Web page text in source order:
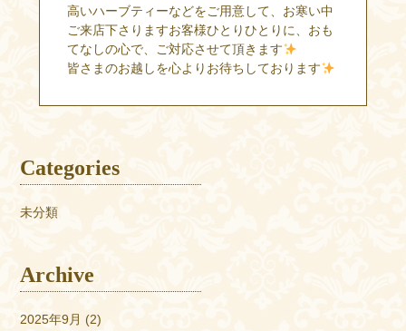
高いハーブティーなどをご用意して、お寒い中
ご来店下さりますお客様ひとりひとりに、おも
てなしの心で、ご対応させて頂きます
皆さまのお越しを心よりお待ちしております
Categories
未分類
Archive
2025年9月 (2)